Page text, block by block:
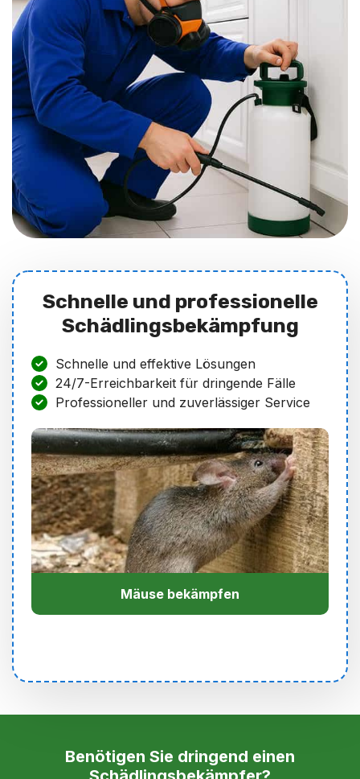
Schnelle und professionelle
Schädlingsbekämpfung
Schnelle und effektive Lösungen
24/7-Erreichbarkeit für dringende Fälle
Professioneller und zuverlässiger Service
Mäuse bekämpfen
Benötigen Sie dringend einen